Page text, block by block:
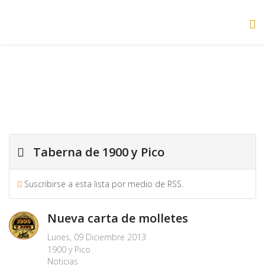
Taberna de 1900 y Pico
Suscribirse a esta lista por medio de RSS.
Nueva carta de molletes
Lunes, 09 Diciembre 2013
1900 y Pico
Noticias